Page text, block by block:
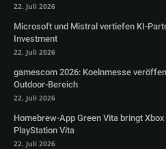
22. Juli 2026
Microsoft und Mistral vertiefen KI-
Investment
22. Juli 2026
gamescom 2026: Koelnmesse
Outdoor-Bereich
22. Juli 2026
Homebrew-App Green Vita bringt
PlayStation Vita
22. Juli 2026